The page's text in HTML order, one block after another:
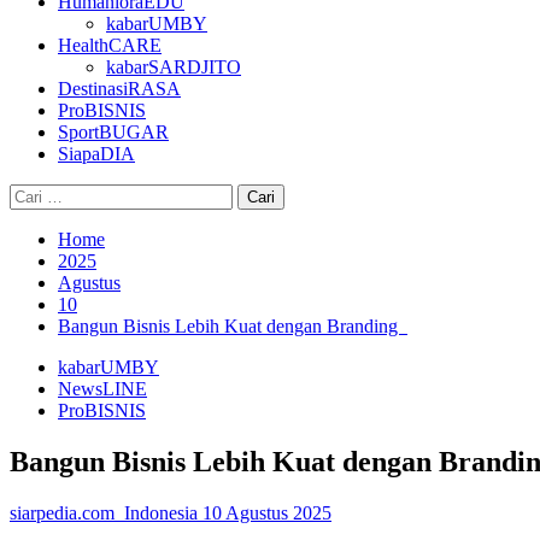
kabarUMBY
HealthCARE
kabarSARDJITO
DestinasiRASA
ProBISNIS
SportBUGAR
SiapaDIA
Cari
untuk:
Home
2025
Agustus
10
Bangun Bisnis Lebih Kuat dengan Branding
kabarUMBY
NewsLINE
ProBISNIS
Bangun Bisnis Lebih Kuat dengan
siarpedia.com_Indonesia 10 Agustus 2025